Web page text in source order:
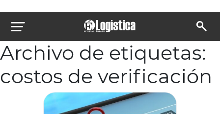
Archivo de etiquetas:
costos de verificación